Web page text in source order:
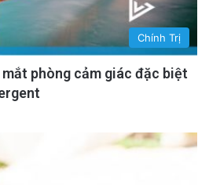
Chính Trị
phòng cảm giác đặc biệt